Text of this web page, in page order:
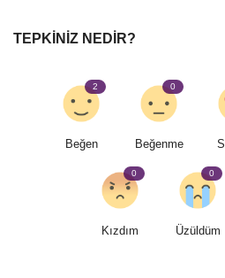
TEPKINIZ NEDIR?
Beğen
2
Beğenme
0
Kızdım
0
Üzüldüm
0